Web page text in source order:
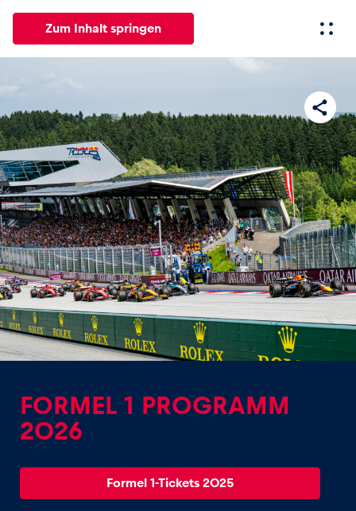
Zum Inhalt springen
News
Alle anzeigen
Events
Alle anzeigen
Erlebnisse
Alle anzeigen
FORMEL 1 PROGRAMM
2026
Formel 1-Tickets 2025